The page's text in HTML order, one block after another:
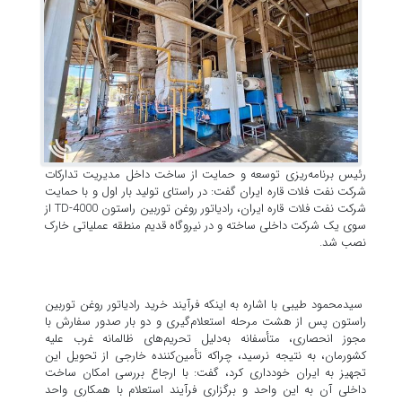
رئیس برنامه‌ریزی توسعه و حمایت از ساخت داخل مدیریت تدارکات
شرکت نفت فلات قاره ایران گفت: در راستای تولید بار اول و با حمایت
شرکت نفت فلات قاره ایران، رادیاتور روغن توربین راستون TD-4000 از
سوی یک شرکت داخلی ساخته و در نیروگاه قدیم منطقه عملیاتی خارک
نصب شد.
سیدمحمود طیبی با اشاره به اینکه فرآیند خرید رادیاتور روغن توربین
راستون پس از هشت مرحله استعلام‌گیری و دو بار صدور سفارش با
مجوز انحصاری، متأسفانه به‌دلیل تحریم‌های ظالمانه غرب علیه
کشورمان، به نتیجه نرسید، چراکه تأمین‌کننده خارجی از تحویل این
تجهیز به ایران خودداری کرد، گفت: با ارجاع بررسی امکان ساخت
داخلی آن به این واحد و برگزاری فرآیند استعلام با همکاری واحد